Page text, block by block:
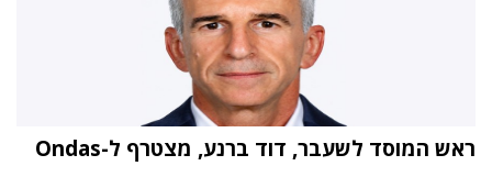
ראש המוסד לשעבר, דוד ברנע, מצטרף ל-Ondas